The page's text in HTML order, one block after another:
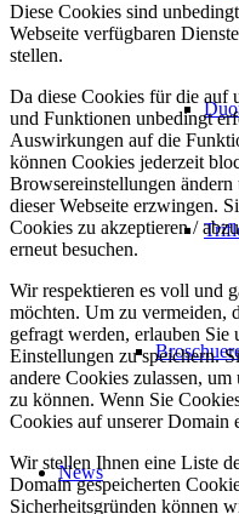
News
Diese Cookies sind
Webseite verfügbaren
stellen.
Da diese Cookies für die auf
und Funktionen unbedingt
Auswirkungen auf die
können Cookies jederzeit
Browsereinstellungen
dieser Webseite erzwingen.
Cookies zu akzeptieren /
erneut besuchen.
Wir respektieren es voll und
möchten. Um zu vermeiden,
gefragt werden, erlauben
Einstellungen zu speichern.
andere Cookies zulassen,
zu können. Wenn Sie
Cookies auf unserer Domain
Wir stellen Ihnen eine Liste
Domain gespeicherten
Sicherheitsgründen können